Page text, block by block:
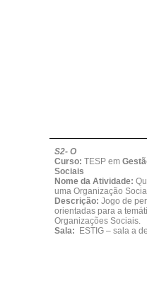
S2- O
Curso:TESP em
Sociais
Nome da Atividade:
uma Organização
Descrição: Jogo de
orientadas para a
Organizações Sociais.
Sala:
ESTIG – sala a